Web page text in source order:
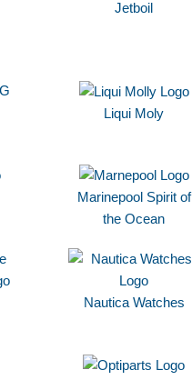
Jetboil
Liqui Moly
Marinepool Spirit of
the Ocean
Nautica Watches